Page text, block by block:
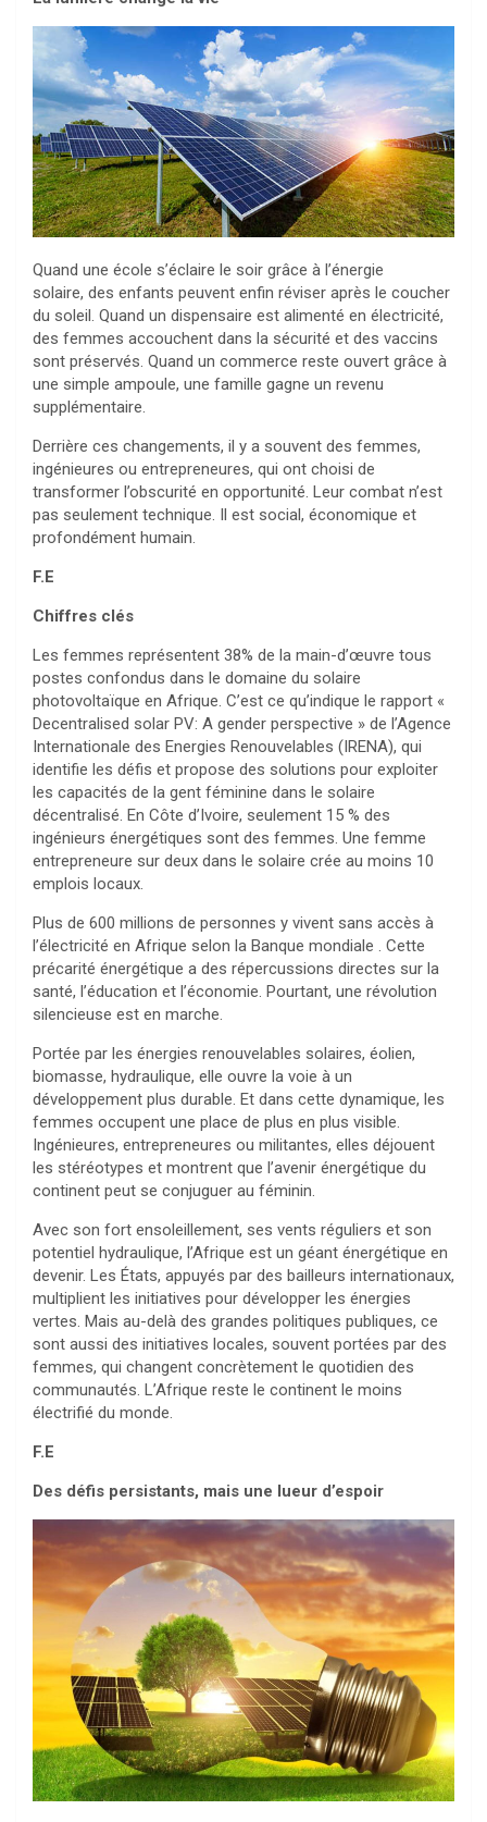
Quand une école s’éclaire le soir grâce à l’énergie
solaire, des enfants peuvent enfin réviser après le coucher
du soleil. Quand un dispensaire est alimenté en électricité,
des femmes accouchent dans la sécurité et des vaccins
sont préservés. Quand un commerce reste ouvert grâce à
une simple ampoule, une famille gagne un revenu
supplémentaire.
Derrière ces changements, il y a souvent des femmes,
ingénieures ou entrepreneures, qui ont choisi de
transformer l’obscurité en opportunité. Leur combat n’est
pas seulement technique. Il est social, économique et
profondément humain.
F.E
Chiffres clés
Les femmes représentent 38% de la main-d’œuvre tous
postes confondus dans le domaine du solaire
photovoltaïque en Afrique. C’est ce qu’indique le rapport «
Decentralised solar PV: A gender perspective » de l’Agence
Internationale des Energies Renouvelables (IRENA), qui
identifie les défis et propose des solutions pour exploiter
les capacités de la gent féminine dans le solaire
décentralisé. En Côte d’Ivoire, seulement 15 % des
ingénieurs énergétiques sont des femmes. Une femme
entrepreneure sur deux dans le solaire crée au moins 10
emplois locaux.
Plus de 600 millions de personnes y vivent sans accès à
l’électricité en Afrique selon la Banque mondiale . Cette
précarité énergétique a des répercussions directes sur la
santé, l’éducation et l’économie. Pourtant, une révolution
silencieuse est en marche.
Portée par les énergies renouvelables solaires, éolien,
biomasse, hydraulique, elle ouvre la voie à un
développement plus durable. Et dans cette dynamique, les
femmes occupent une place de plus en plus visible.
Ingénieures, entrepreneures ou militantes, elles déjouent
les stéréotypes et montrent que l’avenir énergétique du
continent peut se conjuguer au féminin.
Avec son fort ensoleillement, ses vents réguliers et son
potentiel hydraulique, l’Afrique est un géant énergétique en
devenir. Les États, appuyés par des bailleurs internationaux,
multiplient les initiatives pour développer les énergies
vertes. Mais au-delà des grandes politiques publiques, ce
sont aussi des initiatives locales, souvent portées par des
femmes, qui changent concrètement le quotidien des
communautés. L’Afrique reste le continent le moins
électrifié du monde.
F.E
Des défis persistants, mais une lueur d’espoir